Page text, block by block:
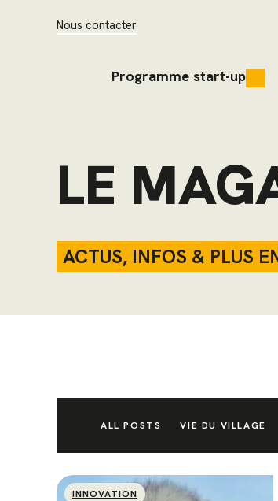
Nous contacter
Programme start-up
LE
ACTUS, INFOS & PLUS
ALL POSTS VIE DU VILLAGE
INNOVATION